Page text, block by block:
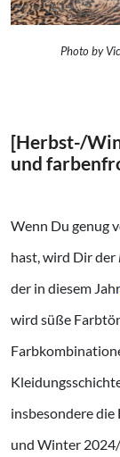
Photo by
[Herbst-/
und
Wenn Du genug
hast, wird Dir der
der in diesem Jahr
wird süße
insbesondere die
und Winter